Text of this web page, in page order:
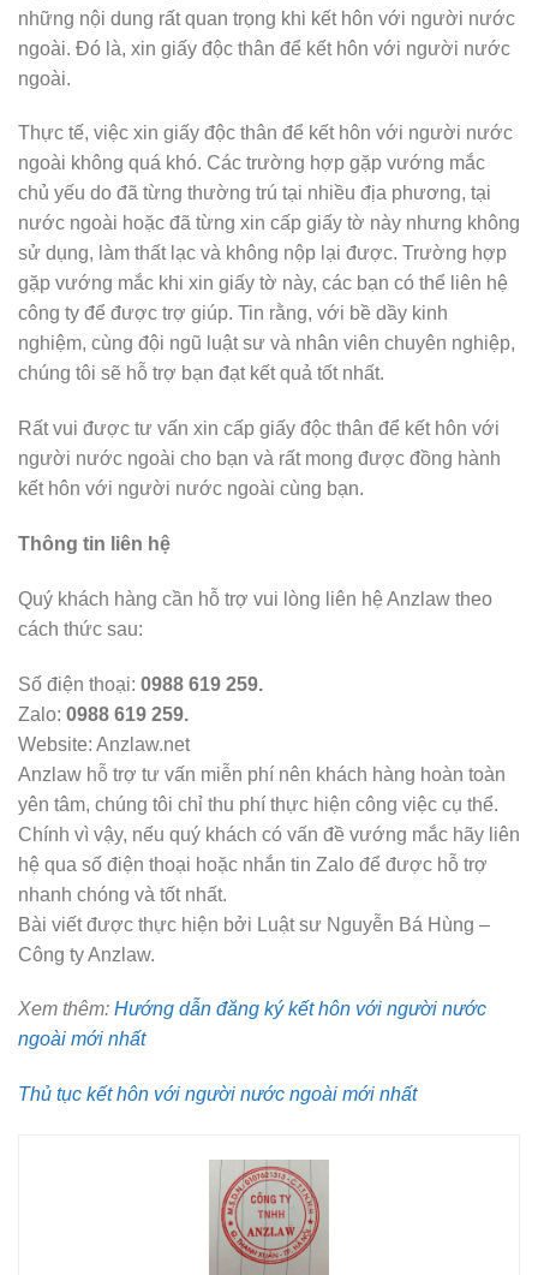
những nội dung rất quan trọng khi kết hôn với người nước
ngoài. Đó là, xin giấy độc thân để kết hôn với người nước
ngoài.
Thực tế, việc xin giấy độc thân để kết hôn với người nước
ngoài không quá khó. Các trường hợp gặp vướng mắc
chủ yếu do đã từng thường trú tại nhiều địa phương, tại
nước ngoài hoặc đã từng xin cấp giấy tờ này nhưng không
sử dụng, làm thất lạc và không nộp lại được. Trường hợp
gặp vướng mắc khi xin giấy tờ này, các bạn có thể liên hệ
công ty để được trợ giúp. Tin rằng, với bề dầy kinh
nghiệm, cùng đội ngũ luật sư và nhân viên chuyên nghiệp,
chúng tôi sẽ hỗ trợ bạn đạt kết quả tốt nhất.
Rất vui được tư vấn xin cấp giấy độc thân để kết hôn với
người nước ngoài cho bạn và rất mong được đồng hành
kết hôn với người nước ngoài cùng bạn.
Thông tin liên hệ
Quý khách hàng cần hỗ trợ vui lòng liên hệ Anzlaw theo
cách thức sau:
Số điện thoại: 0988 619 259.
Zalo: 0988 619 259.
Website: Anzlaw.net
Anzlaw hỗ trợ tư vấn miễn phí nên khách hàng hoàn toàn
yên tâm, chúng tôi chỉ thu phí thực hiện công việc cụ thể.
Chính vì vậy, nếu quý khách có vấn đề vướng mắc hãy liên
hệ qua số điện thoại hoặc nhắn tin Zalo để được hỗ trợ
nhanh chóng và tốt nhất.
Bài viết được thực hiện bởi Luật sư Nguyễn Bá Hùng –
Công ty Anzlaw.
Xem thêm: Hướng dẫn đăng ký kết hôn với người nước
ngoài mới nhất
Thủ tục kết hôn với người nước ngoài mới nhất